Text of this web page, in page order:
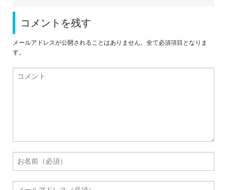
コメントを残す
メールアドレスが公開されることはありません。全て必須項目となりま
す。